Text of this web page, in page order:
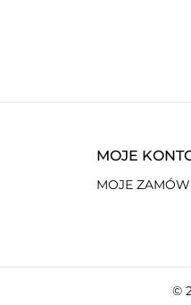
MOJE
MOJE
©